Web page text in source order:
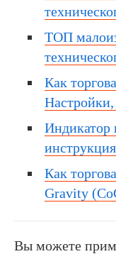
ТОП
Как
Индикатор
Как
Gravity
Вы можете